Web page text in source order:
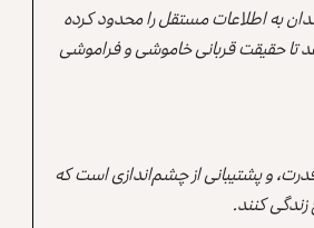
به اطلاعات مستقل را محدود کرده
تا حقیقت قربانی خاموشی و فراموشی
و پشتیبانی از چشم‌اندازی است که
کنند.